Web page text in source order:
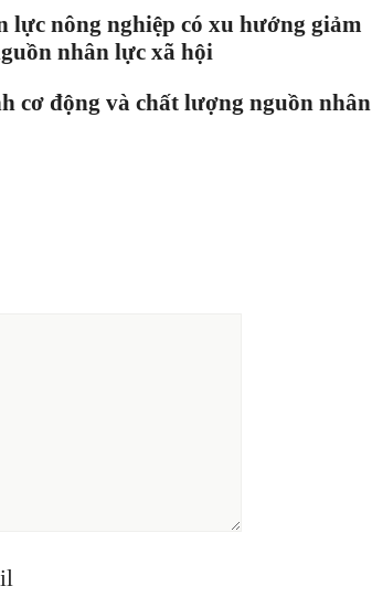
lực nông nghiệp có xu hướng giảm
nhân lực xã hội
cơ động và chất lượng nguồn nhân